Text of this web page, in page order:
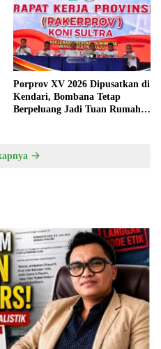
Porprov XV 2026 Dipusatkan di
Kendari, Bombana Tetap
Berpeluang Jadi Tuan Rumah